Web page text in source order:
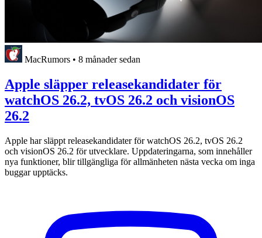
MacRumors • 8 månader sedan
Apple släpper releasekandidater för
watchOS 26.2, tvOS 26.2 och visionOS
26.2
Apple har släppt releasekandidater för watchOS 26.2, tvOS 26.2
och visionOS 26.2 för utvecklare. Uppdateringarna, som innehåller
nya funktioner, blir tillgängliga för allmänheten nästa vecka om inga
buggar upptäcks.